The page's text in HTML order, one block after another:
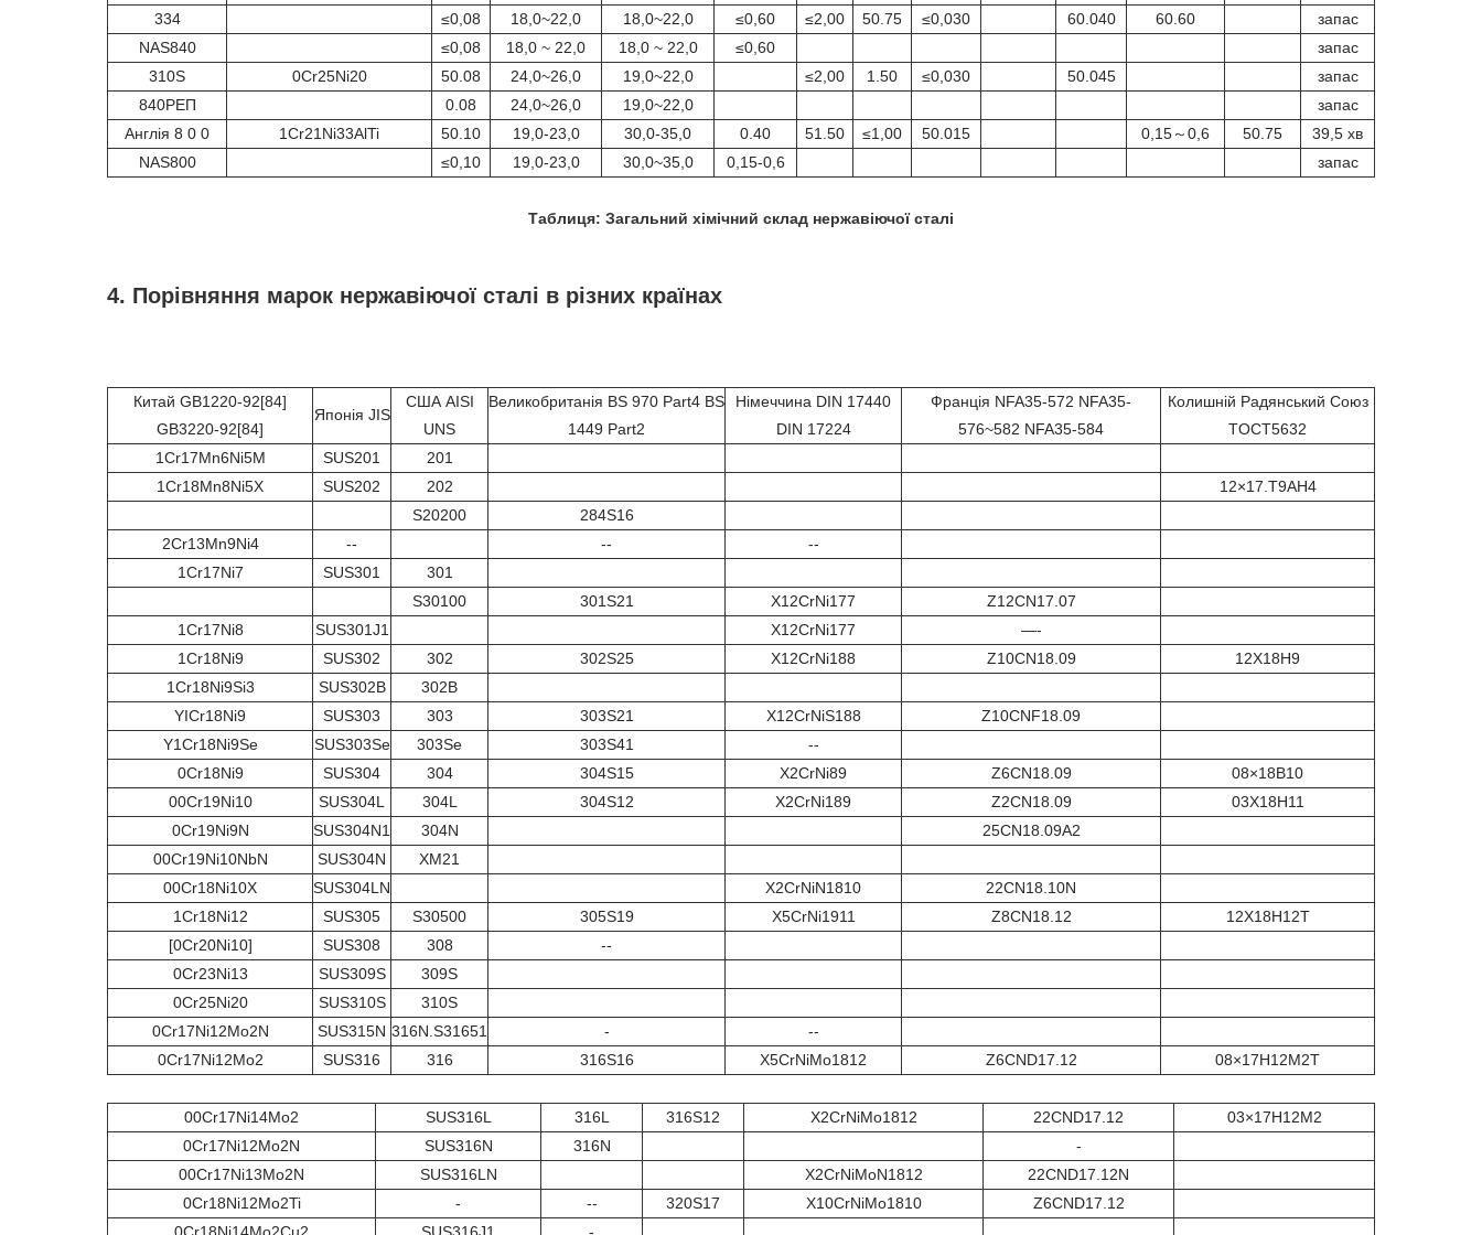
334
≤0,08 18,0~22,0 18,0~22,0 ≤0,60 ≤2,00 50.75 ≤0,030 60.040 60.60
запас
NAS840
≤0,08 18,0 ~ 22,0 18,0 ~ 22,0 ≤0,60
запас
310S
0Cr25Ni20 50.08 24,0~26,0 19,0~22,0 ≤2,00 1.50 ≤0,030 50.045
запас
840РЕП
0.08 24,0~26,0 19,0~22,0
запас
Англія 8 0 0
1Cr21Ni33AlTi 50.10 19,0-23,0 30,0-35,0 0.40 51.50 ≤1,00 50.015 0,15～0,6 50.75
39,5 хв
NAS800
≤0,10 19,0-23,0 30,0~35,0 0,15-0,6 запас
Таблиця: Загальний хімічний склад нержавіючої сталі
4. Порівняння марок нержавіючої сталі в різних країнах
Китай GB1220-92[84]
GB3220-92[84]
Японія JIS
США AISI
UNS
Великобританія BS 970 Part4 BS
1449 Part2
Німеччина DIN 17440
DIN 17224
Франція NFA35-572 NFA35-
576~582 NFA35-584
Колишній Радянський Союз
TOCT5632
1Cr17Mn6Ni5M
SUS201
201
1Cr18Mn8Ni5X
SUS202 202
12×17.T9AH4
S20200
284S16
2Cr13Mn9Ni4
-- --
--
1Cr17Ni7
SUS301
301
S30100
301S21 X12CrNi177
Z12CN17.07
1Cr17Ni8
SUS301J1 X12CrNi177
—-
1Cr18Ni9
SUS302 302 302S25 X12CrNi188 Z10CN18.09
12X18H9
1Cr18Ni9Si3
SUS302B
302B
YICr18Ni9
SUS303 303 303S21 X12CrNiS188
Z10CNF18.09
Y1Cr18Ni9Se
SUS303Se 303Se 303S41
--
0Cr18Ni9
SUS304 304 304S15 X2CrNi89 Z6CN18.09
08×18B10
00Cr19Ni10
SUS304L 304L 304S12 X2CrNi189 Z2CN18.09
03X18H11
0Cr19Ni9N
SUS304N1 304N
25CN18.09A2
00Cr19Ni10NbN
SUS304N
XM21
00Cr18Ni10X
SUS304LN X2CrNiN1810
22CN18.10N
1Cr18Ni12
SUS305 S30500 305S19 X5CrNi1911 Z8CN18.12
12Х18Н12Т
[0Cr20Ni10]
SUS308 308
--
0Cr23Ni13
SUS309S
309S
0Cr25Ni20
SUS310S
310S
0Cr17Ni12Mo2N
SUS315N 316N.S31651 -
--
0Cr17Ni12Mo2
SUS316 316 316S16 X5CrNiMo1812 Z6CND17.12 08×17Н12М2Т
00Cr17Ni14Mo2 SUS316L 316L 316S12 X2CrNiMo1812 22CND17.12
03×17Н12М2
0Cr17Ni12Mo2N
SUS316N 316N
-
00Cr17Ni13Mo2N
SUS316LN X2CrNiMoN1812
22CND17.12N
0Cr18Ni12Mo2Ti
- -- 320S17 X10CrNiMo1810
Z6CND17.12
0Cr18Ni14Mo2Cu2
SUS316J1 -